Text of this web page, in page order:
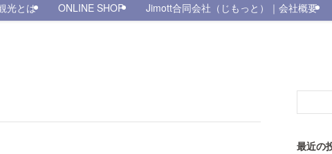
光とは ONLINE SHOP Jimott合同会社（じもっと）｜会社概要
最近の